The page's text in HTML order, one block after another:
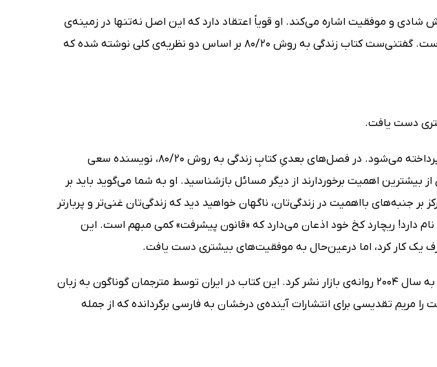
شادی و موفقیت اشاره می‌کند. او قویاً اعتقاد دارد که این اصل نه‌تنها در زمینه‌ی
مشاغل، بلکه در زندگی خصوصی نیز بسیار پرکاربرد است. گفتنی‌ست کتاب زندگی به روش 80/20 بر اساس دو نظریه‌ی کلی نوشته شده که
دست یافت.
در فصل اول کتاب به شکل کاملی به این دو قانون پرداخته می‌شود. در فصل‌های بعدیِ کتابِ زندگی به روش 80/20، نویسنده سعی
بیشترین اهمیت برخوردارند از دیگر مسائل بازشناسید. او به شما می‌گوید باید بر
بر جنبه‌های بااهمیت در زندگی‌تان، ناگهان خواهید دید که زندگی‌تان غنی‌تر و پربارتر
دارد! ریچارد کخ خود اذعان می‌دارد که «قانون پیشرفت» کمی مبهم است. این
یک کار کرد، ‌اما درعین‌حال به موفقیت‌های بیشتری دست یافت.
ریچارد کخ کتاب زندگی به روش 80/20 را نخستین بار به سال 2004 روانه‌ی بازار نشر کرد. این کتاب در ایران توسط مترجمان گوناگون به زبان
تقدیسی برای انتشارات آینده‌ی درخشان به فارسی برگردانده که از جمله